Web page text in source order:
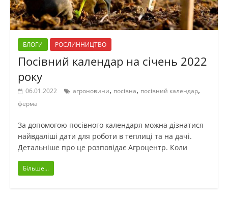
БЛОГИ РОСЛИННИЦТВО
Посівний календар на січень 2022
року
06.01.2022 агроновини, посівна, посівний календар,
ферма
За допомогою посівного календаря можна дізнатися
найвдаліші дати для роботи в теплиці та на дачі.
Детальніше про це розповідає Агроцентр. Коли
Більше...